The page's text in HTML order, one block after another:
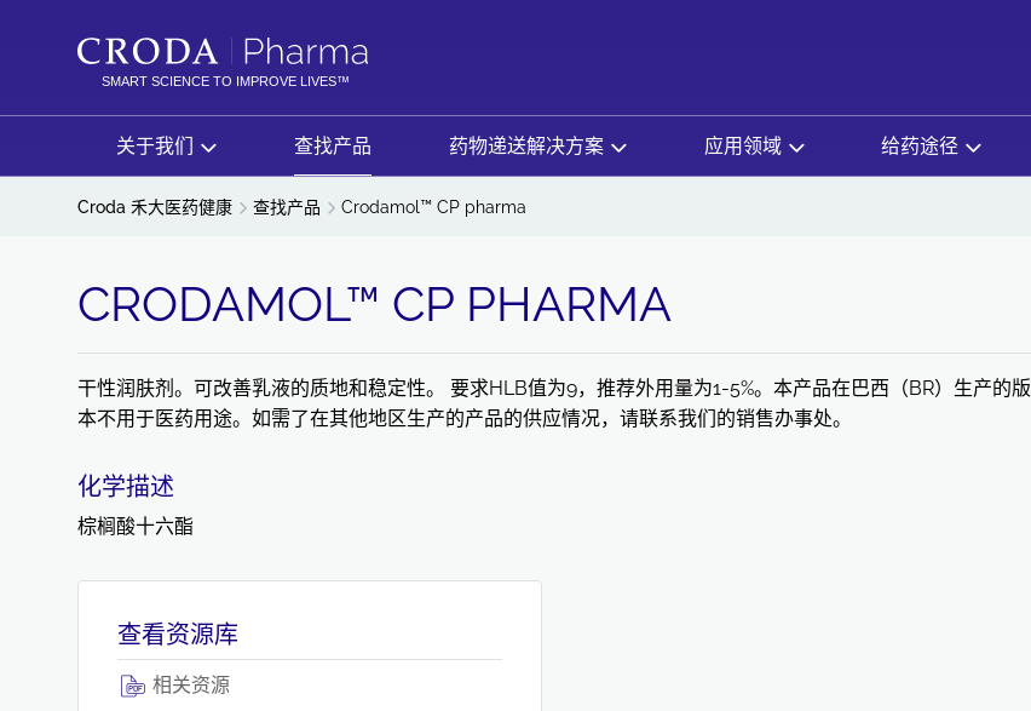
SMART SCIENCE TO IMPROVE LIVES™
关于我们 查找产品 药物递送解决方案 应用领域 给药途径
Croda 禾大医药健康 查找产品 Crodamol™ CP pharma
CRODAMOL™ CP PHARMA
干性润肤剂。可改善乳液的质地和稳定性。 要求HLB值为9，推荐外用量为1-5%。本产品在巴西（BR）生产的版
本不用于医药用途。如需了在其他地区生产的产品的供应情况，请联系我们的销售办事处。
化学描述
棕榈酸十六酯
查看资源库
相关资源